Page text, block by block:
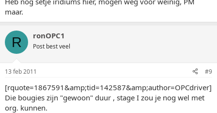
maar.
R ronOPC1
Post best veel
13 feb 2011 #9
[rquote=1867591&amp;tid=142587&amp;author=OPCdriver]
Die bougies zijn "gewoon" duur , stage I zou je nog wel met
org. kunnen.